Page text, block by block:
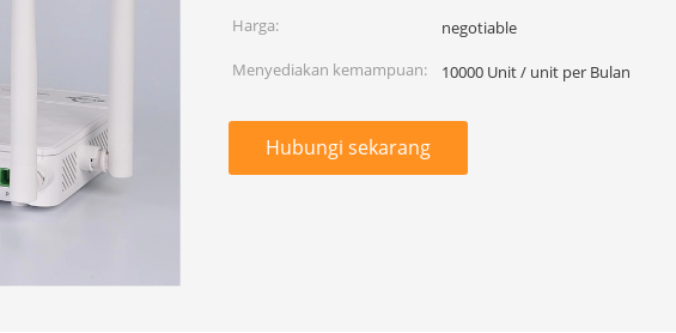
Harga:
negotiable
Menyediakan kemampuan:
10000 Unit / unit per Bulan
Hubungi sekarang